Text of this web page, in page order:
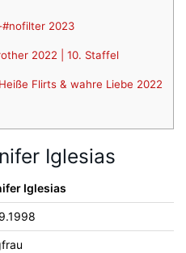
#nofilter 2023
2022 | 10. Staffel
Flirts & wahre Liebe 2022
Iglesias
Iglesias